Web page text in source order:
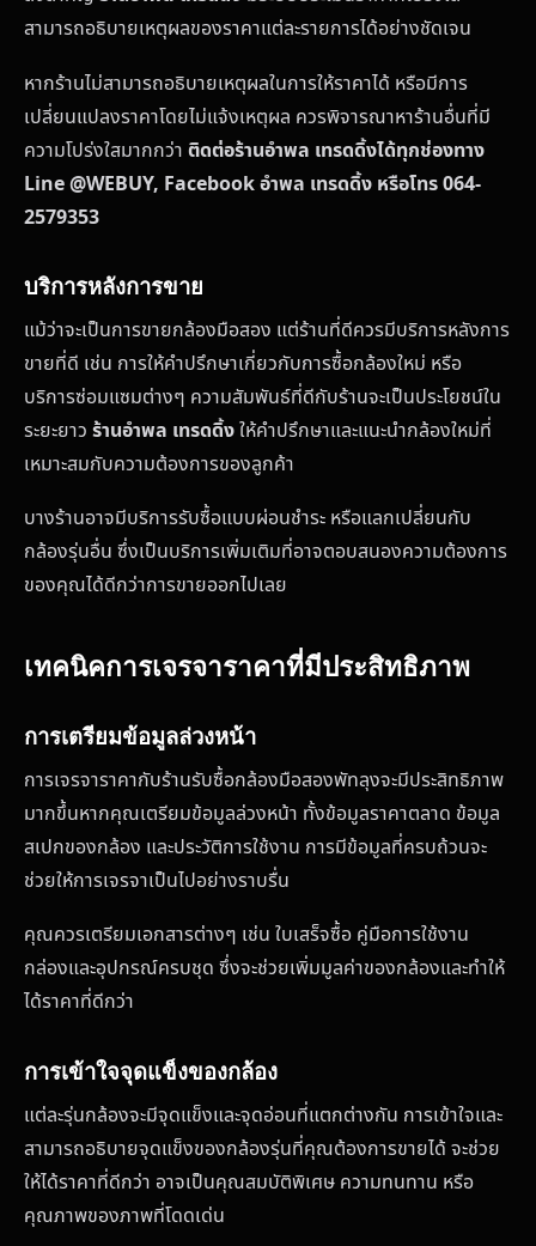
สามารถอธิบายเหตุผลของราคาแต่ละรายการได้อย่างชัดเจน
หากร้านไม่สามารถอธิบายเหตุผลในการให้ราคาได้ หรือมีการ
เปลี่ยนแปลงราคาโดยไม่แจ้งเหตุผล ควรพิจารณาหาร้านอื่นที่มี
ความโปร่งใสมากกว่า ติดต่อร้านอำพล เทรดดิ้งได้ทุกช่องทาง
Line @WEBUY, Facebook อำพล เทรดดิ้ง หรือโทร 064-
2579353
บริการหลังการขาย
แม้ว่าจะเป็นการขายกล้องมือสอง แต่ร้านที่ดีควรมีบริการหลังการ
ขายที่ดี เช่น การให้คำปรึกษาเกี่ยวกับการซื้อกล้องใหม่ หรือ
บริการซ่อมแซมต่างๆ ความสัมพันธ์ที่ดีกับร้านจะเป็นประโยชน์ใน
ระยะยาว ร้านอำพล เทรดดิ้งให้คำปรึกษาและแนะนำกล้องใหม่ที่
เหมาะสมกับความต้องการของลูกค้า
บางร้านอาจมีบริการรับซื้อแบบผ่อนชำระ หรือแลกเปลี่ยนกับ
กล้องรุ่นอื่น ซึ่งเป็นบริการเพิ่มเติมที่อาจตอบสนองความต้องการ
ของคุณได้ดีกว่าการขายออกไปเลย
เทคนิคการเจรจาราคาที่มีประสิทธิภาพ
การเตรียมข้อมูลล่วงหน้า
การเจรจาราคากับร้านรับซื้อกล้องมือสองพัทลุงจะมีประสิทธิภาพ
มากขึ้นหากคุณเตรียมข้อมูลล่วงหน้า ทั้งข้อมูลราคาตลาด ข้อมูล
สเปกของกล้อง และประวัติการใช้งาน การมีข้อมูลที่ครบถ้วนจะ
ช่วยให้การเจรจาเป็นไปอย่างราบรื่น
คุณควรเตรียมเอกสารต่างๆ เช่น ใบเสร็จซื้อ คู่มือการใช้งาน
กล่องและอุปกรณ์ครบชุด ซึ่งจะช่วยเพิ่มมูลค่าของกล้องและทำให้
ได้ราคาที่ดีกว่า
การเข้าใจจุดแข็งของกล้อง
แต่ละรุ่นกล้องจะมีจุดแข็งและจุดอ่อนที่แตกต่างกัน การเข้าใจและ
สามารถอธิบายจุดแข็งของกล้องรุ่นที่คุณต้องการขายได้ จะช่วย
ให้ได้ราคาที่ดีกว่า อาจเป็นคุณสมบัติพิเศษ ความทนทาน หรือ
คุณภาพของภาพที่โดดเด่น